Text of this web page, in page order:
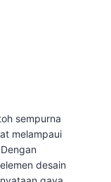
sempurna
melampaui
desain